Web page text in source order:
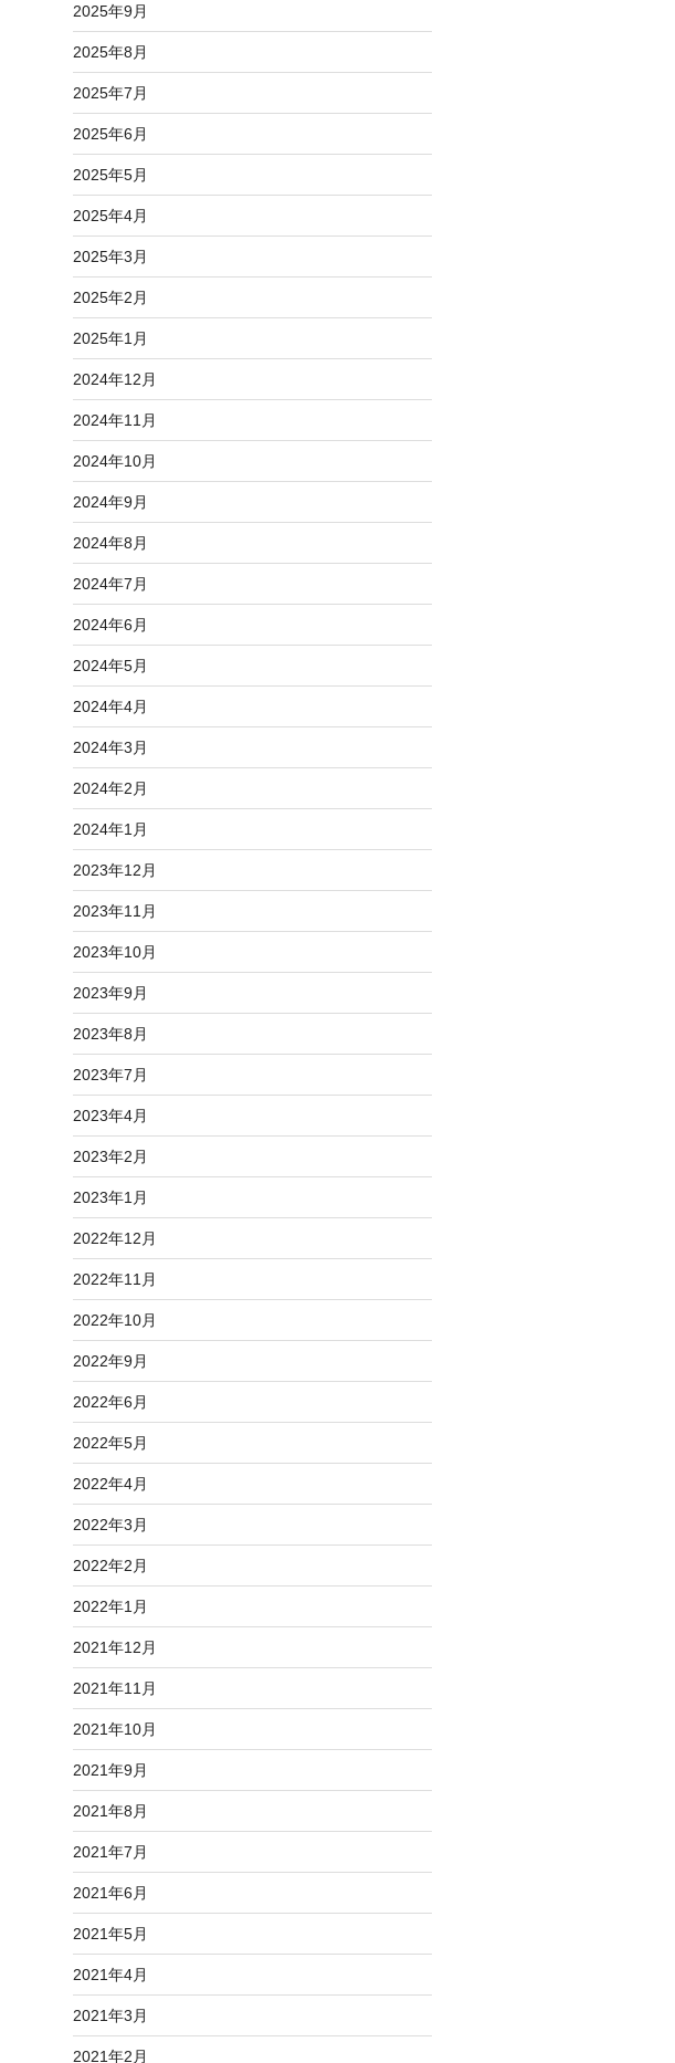
2025年9月
2025年8月
2025年7月
2025年6月
2025年5月
2025年4月
2025年3月
2025年2月
2025年1月
2024年12月
2024年11月
2024年10月
2024年9月
2024年8月
2024年7月
2024年6月
2024年5月
2024年4月
2024年3月
2024年2月
2024年1月
2023年12月
2023年11月
2023年10月
2023年9月
2023年8月
2023年7月
2023年4月
2023年2月
2023年1月
2022年12月
2022年11月
2022年10月
2022年9月
2022年6月
2022年5月
2022年4月
2022年3月
2022年2月
2022年1月
2021年12月
2021年11月
2021年10月
2021年9月
2021年8月
2021年7月
2021年6月
2021年5月
2021年4月
2021年3月
2021年2月